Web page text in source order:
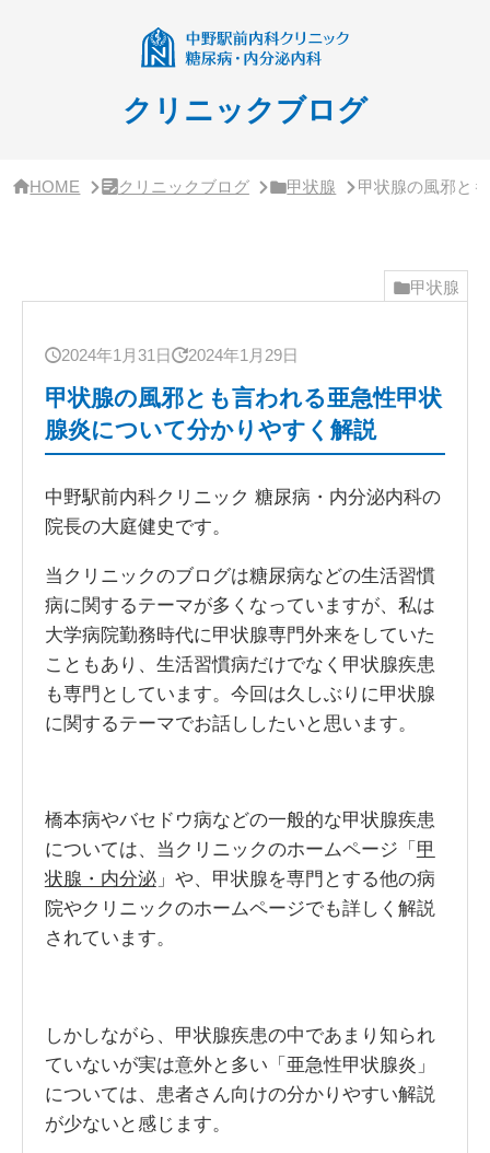
クリニックブログ
HOME クリニックブログ 甲状腺 甲状腺の風邪と
甲状腺
2024年1月31日 2024年1月29日
甲状腺の風邪とも言われる亜急性甲状
腺炎について分かりやすく解説
中野駅前内科クリニック 糖尿病・内分泌内科の
院長の大庭健史です。
当クリニックのブログは糖尿病などの生活習慣
病に関するテーマが多くなっていますが、私は
大学病院勤務時代に甲状腺専門外来をしていた
こともあり、生活習慣病だけでなく甲状腺疾患
も専門としています。今回は久しぶりに甲状腺
に関するテーマでお話ししたいと思います。
橋本病やバセドウ病などの一般的な甲状腺疾患
については、当クリニックのホームページ「 甲
状腺・内分泌」や、甲状腺を専門とする他の病
院やクリニックのホームページでも詳しく解説
されています。
しかしながら、甲状腺疾患の中であまり知られ
ていないが実は意外と多い「亜急性甲状腺炎」
については、患者さん向けの分かりやすい解説
が少ないと感じます。